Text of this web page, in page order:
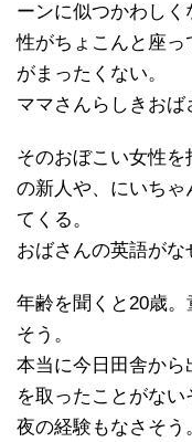
ーンに似つかわし
性がちょこんと座
がまったくない。
ママさんらしきおば
そのおぼこい女性を
の新人や、にいち
てくる。
おばさんの英語がな
年齢を聞くと20歳
そう。
本当に今日田舎か
を取ったことがない
夜の経験もなさそう